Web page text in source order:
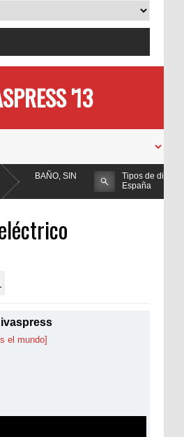
'13
BAÑO, SIN
Tipos de divorcio en
España
el mundo]